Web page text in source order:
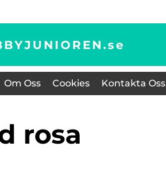
se
Om Oss Cookies Kontakta Oss
rosa